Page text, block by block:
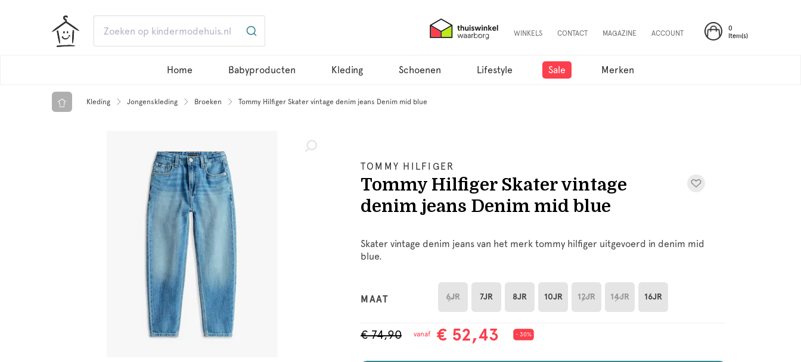
0
Item(s)
WINKELS CONTACT MAGAZINE ACCOUNT
Home Babyproducten Kleding Schoenen Lifestyle Sale Merken
Kleding Jongenskleding Broeken Tommy Hilfiger Skater vintage denim jeans Denim mid blue
TOMMY HILFIGER
Tommy Hilfiger Skater vintage
denim jeans Denim mid blue
Skater vintage denim jeans van het merk tommy hilfiger uitgevoerd in denim mid
blue.
MAAT 6JR 7JR 8JR 10JR 12JR 14JR 16JR
€ 74,90 vanaf € 52,43 - 30%